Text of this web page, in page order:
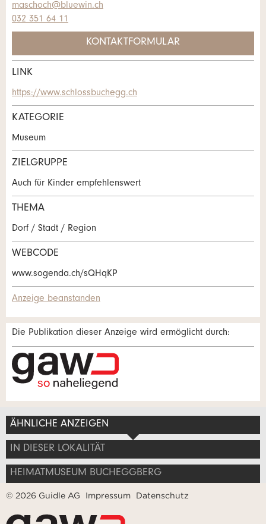
* Eingabe erforderlich
Zur Qualitätssicherung wird eine Kopie der E-Mail an
guidle übermittelt.
NACHRICHT SENDEN
Schliessen
maschoch@bluewin.ch
032 351 64 11
KONTAKTFORMULAR
Kontakt
Verfassen Sie eine Nachricht für die
Kontaktpersonen dieser Anzeige.
Nachricht
* Eingabe erforderlich
LINK
https://www.schlossbuchegg.ch
KATEGORIE
Museum
ZIELGRUPPE
Auch für Kinder empfehlenswert
THEMA
Dorf / Stadt / Region
WEBCODE
www.sogenda.ch/sQHqKP
Anzeige beanstanden
Die Publikation dieser Anzeige wird ermöglicht durch:
ÄHNLICHE ANZEIGEN
IN DIESER LOKALITÄT
HEIMATMUSEUM BUCHEGGBERG
© 2026 Guidle AG Impressum Datenschutz